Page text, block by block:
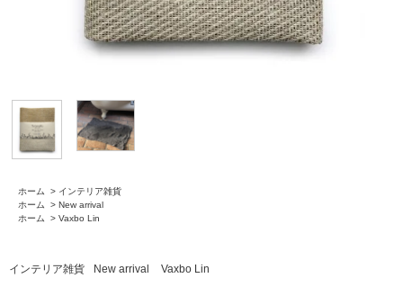
ホーム > インテリア雑貨
ホーム
> New arrival
ホーム
> Vaxbo Lin
インテリア雑貨 New arrival Vaxbo Lin